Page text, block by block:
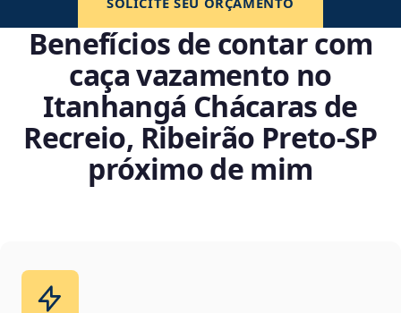
Benefícios de contar com
caça vazamento no
Itanhangá Chácaras de
Recreio, Ribeirão Preto‑SP
próximo de mim